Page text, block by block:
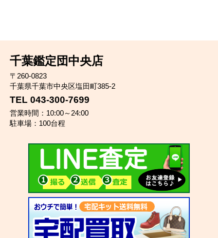
千葉鑑定団中央店
〒260-0823
千葉県千葉市中央区塩田町385-2
TEL 043-300-7699
営業時間：10:00～24:00
駐車場：100台程